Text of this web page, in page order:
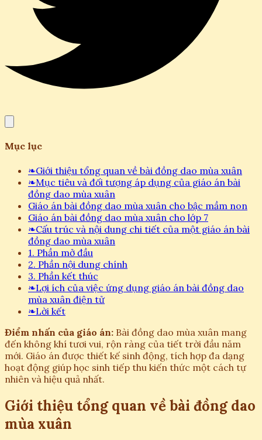
Mục lục
❧Giới thiệu tổng quan về bài đồng dao mùa xuân
❧Mục tiêu và đối tượng áp dụng của giáo án bài
đồng dao mùa xuân
Giáo án bài đồng dao mùa xuân cho bậc mầm non
Giáo án bài đồng dao mùa xuân cho lớp 7
❧Cấu trúc và nội dung chi tiết của một giáo án bài
đồng dao mùa xuân
1. Phần mở đầu
2. Phần nội dung chính
3. Phần kết thúc
❧Lợi ích của việc ứng dụng giáo án bài đồng dao
mùa xuân điện tử
❧Lời kết
Điểm nhấn của giáo án: Bài đồng dao mùa xuân mang
đến không khí tươi vui, rộn ràng của tiết trời đầu năm
mới. Giáo án được thiết kế sinh động, tích hợp đa dạng
hoạt động giúp học sinh tiếp thu kiến thức một cách tự
nhiên và hiệu quả nhất.
Giới thiệu tổng quan về bài đồng dao
mùa xuân